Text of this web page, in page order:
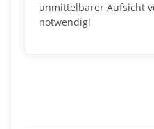
unmittelbarer Aufsicht
notwendig!